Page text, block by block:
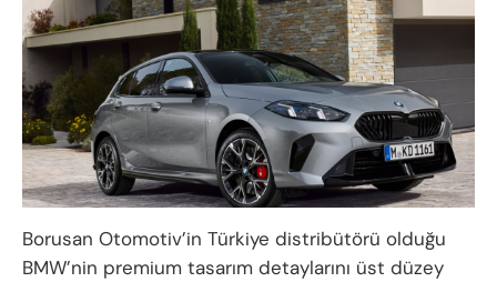
Borusan Otomotiv’in Türkiye distribütörü olduğu
BMW’nin premium tasarım detaylarını üst düzey